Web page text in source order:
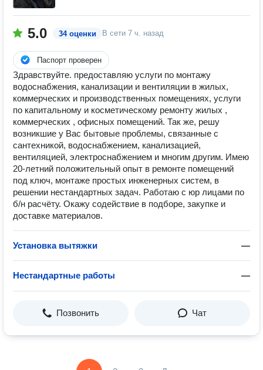
5.0 34 оценки В сети 7 ч. назад
Паспорт проверен
Здравствуйте. предоставляю услуги по монтажу
водоснабжения, канализации и вентиляции в жилых,
коммерческих и производственных помещениях, услуги
по капитальному и косметическому ремонту жилых ,
коммерческих , офисных помещений. Так же, решу
возникшие у Вас бытовые проблемы, связанные с
сантехникой, водоснабжением, канализацией,
вентиляцией, электроснабжением и многим другим. Имею
20-летний положительный опыт в ремонте помещений
под ключ, монтаже простых инженерных систем, в
решении нестандартных задач. Работаю с юр лицами по
б/н расчёту. Окажу содействие в подборе, закупке и
доставке материалов.
Установка вытяжки —
Нестандартные работы —
Позвонить Чат